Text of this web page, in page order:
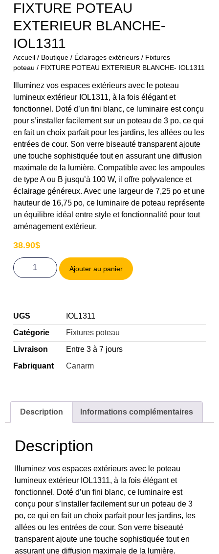
FIXTURE POTEAU
EXTERIEUR BLANCHE-
IOL1311
Accueil/ Boutique/ Éclairages extérieurs/ Fixtures
poteau / FIXTURE POTEAU EXTERIEUR BLANCHE- IOL1311
Illuminez vos espaces extérieurs avec le poteau
lumineux extérieur IOL1311, à la fois élégant et
fonctionnel. Doté d’un fini blanc, ce luminaire est conçu
pour s’installer facilement sur un poteau de 3 po, ce qui
en fait un choix parfait pour les jardins, les allées ou les
entrées de cour. Son verre biseauté transparent ajoute
une touche sophistiquée tout en assurant une diffusion
maximale de la lumière. Compatible avec les ampoules
de type A ou B jusqu’à 100 W, il offre polyvalence et
éclairage généreux. Avec une largeur de 7,25 po et une
hauteur de 16,75 po, ce luminaire de poteau représente
un équilibre idéal entre style et fonctionnalité pour tout
aménagement extérieur.
38.90$
Ajouter au panier
UGS
IOL1311
Catégorie
Fixtures poteau
Livraison
Entre 3 à 7 jours
Fabriquant
Canarm
Description Informations complémentaires
Description
Illuminez vos espaces extérieurs avec le poteau
lumineux extérieur IOL1311, à la fois élégant et
fonctionnel. Doté d’un fini blanc, ce luminaire est
conçu pour s’installer facilement sur un poteau de 3
po, ce qui en fait un choix parfait pour les jardins, les
allées ou les entrées de cour. Son verre biseauté
transparent ajoute une touche sophistiquée tout en
assurant une diffusion maximale de la lumière.